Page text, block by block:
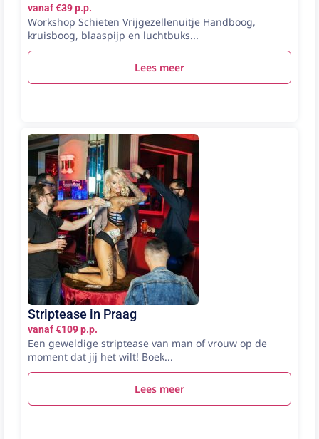
vanaf €39 p.p.
Workshop Schieten Vrijgezellenuitje Handboog,
kruisboog, blaaspijp en luchtbuks...
Lees meer
Striptease in Praag
vanaf €109 p.p.
Een geweldige striptease van man of vrouw op de
moment dat jij het wilt! Boek...
Lees meer